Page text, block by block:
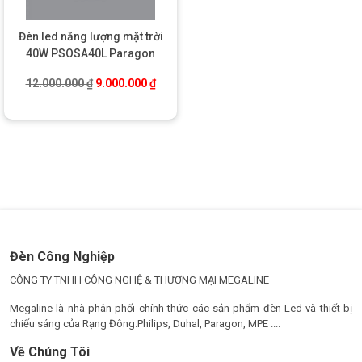
lớn đối với các công trình ngoài trời cần lắp nhiều đèn chiếu
sáng.
Đèn led năng lượng mặt trời
40W PSOSA40L Paragon
12.000.000₫ Giá gốc là: 12.000.000 ₫.
9.000.000₫Giá hiện tại là: 9.000.000 ₫.
Đèn Công Nghiệp
CÔNG TY TNHH CÔNG NGHỆ & THƯƠNG MẠI MEGALINE
Megaline là nhà phân phối chính thức các sản phẩm đèn Led và thiết bị
chiếu sáng của Rạng Đông.Philips, Duhal, Paragon, MPE ....
Về Chúng Tôi